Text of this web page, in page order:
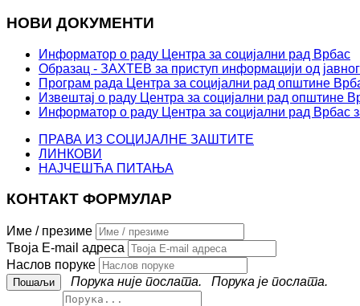
НОВИ ДОКУМЕНТИ
Информатор о раду Центра за социјални рад Врбас
Образац - ЗАХТЕВ за приступ информацији од јавног
Програм рада Центра за социјални рад општине
Извештај о раду Центра за социјални рад општине
Информатор о раду Центра за социјални рад Врбас
ПРАВА ИЗ СОЦИЈАЛНЕ ЗАШТИТЕ
ЛИНКОВИ
НАЈЧЕШЋА ПИТАЊА
КОНТАКТ ФОРМУЛАР
Име / презиме
Твоја E-mail адреса
Наслов поруке
Порука није послата.
Порука је послата.